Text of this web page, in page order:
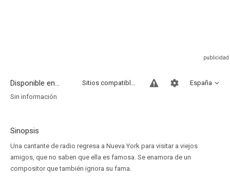
Disponible en... España
Sitios compatibles
Sin información
Sinopsis
Una cantante de radio regresa a Nueva York para visitar a viejos
amigos, que no saben que ella es famosa. Se enamora de un
compositor que también ignora su fama.